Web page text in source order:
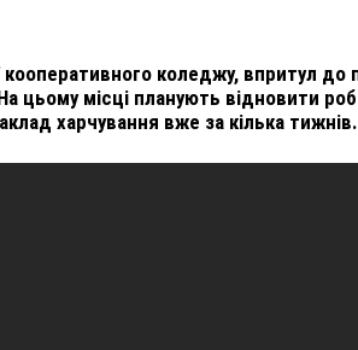
кооперативного коледжу, впритул до
цьому місці планують відновити
харчування вже за кілька тижнів.